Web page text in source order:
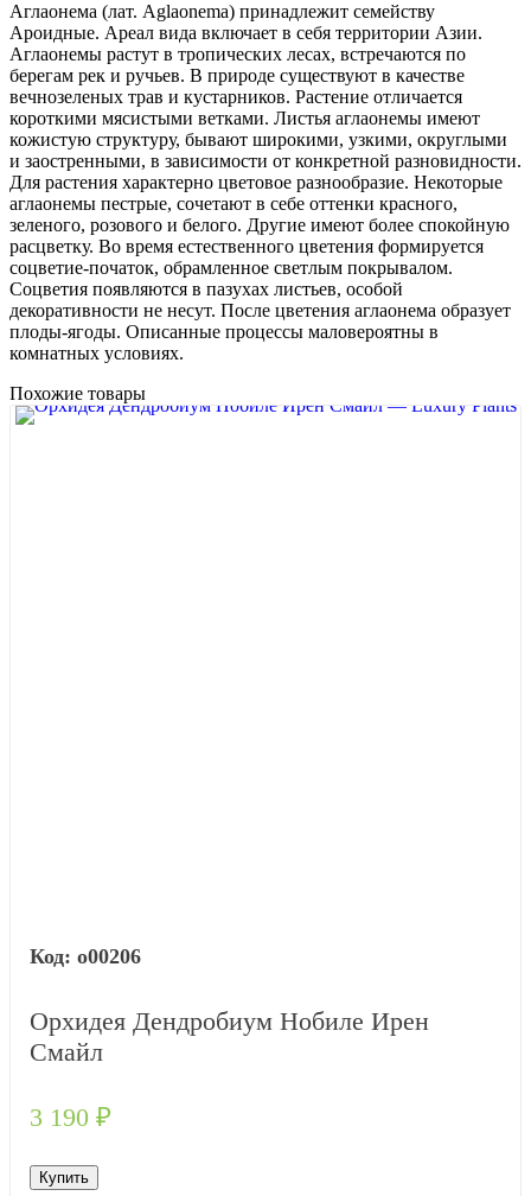
Аглаонема (лат. Aglaonema) принадлежит семейству
Ароидные. Ареал вида включает в себя территории Азии.
Аглаонемы растут в тропических лесах, встречаются по
берегам рек и ручьев. В природе существуют в качестве
вечнозеленых трав и кустарников. Растение отличается
короткими мясистыми ветками. Листья аглаонемы имеют
кожистую структуру, бывают широкими, узкими, округлыми
и заостренными, в зависимости от конкретной разновидности.
Для растения характерно цветовое разнообразие. Некоторые
аглаонемы пестрые, сочетают в себе оттенки красного,
зеленого, розового и белого. Другие имеют более спокойную
расцветку. Во время естественного цветения формируется
соцветие-початок, обрамленное светлым покрывалом.
Соцветия появляются в пазухах листьев, особой
декоративности не несут. После цветения аглаонема образует
плоды-ягоды. Описанные процессы маловероятны в
комнатных условиях.
Похожие товары
о00206
Орхидея Дендробиум Нобиле Ирен
Смайл
3 190 ₽
Купить